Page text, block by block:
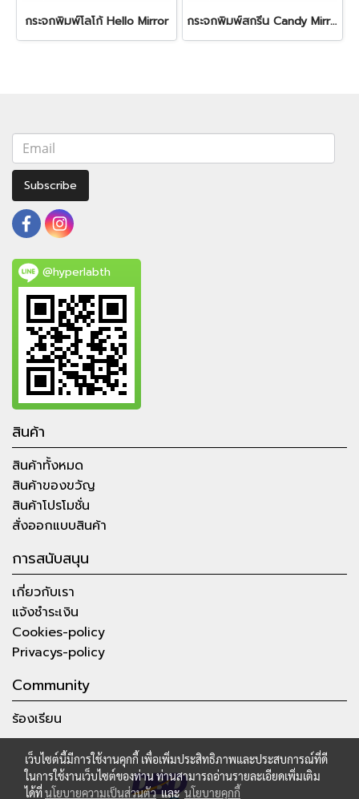
กระจกพิมพ์โลโก้ Hello Mirror กระจกพิมพ์สกรีน Candy Mirror
Subscribe
@hyperlabth
สินค้า
สินค้าทั้งหมด
สินค้าของขวัญ
สินค้าโปรโมชั่น
สั่งออกแบบสินค้า
การสนับสนุน
เกี่ยวกับเรา
แจ้งชำระเงิน
Cookies-policy
Privacys-policy
Community
ร้องเรียน
เว็บไซต์นี้มีการใช้งานคุกกี้ เพื่อเพิ่มประสิทธิภาพและประสบการณ์ที่ดี
ในการใช้งานเว็บไซต์ของท่าน ท่านสามารถอ่านรายละเอียดเพิ่มเติม
ได้ที่นโยบายความเป็นส่วนตัวและนโยบายคุกกี้